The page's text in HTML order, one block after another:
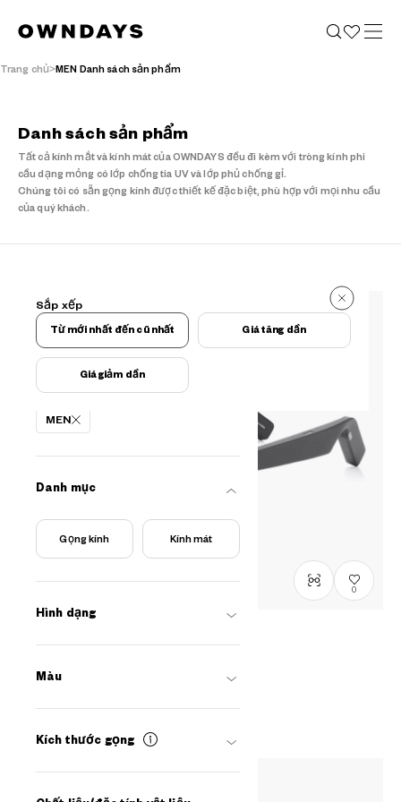
Trang chủ MEN Danh sách sản phẩm
Danh sách sản phẩm
Tất cả kính mắt và kính mát của OWNDAYS đều đi kèm với tròng kính phi
cầu dạng mỏng có lớp chống tia UV và lớp phủ chống gỉ.
Chúng tôi có sẵn gọng kính được thiết kế đặc biệt, phù hợp với mọi nhu cầu
của quý khách.
870 kết quả
Điều kiện lọc
MEN
Danh mục
Gọng kính Kính mát
Hình dạng
Màu
Kích thước gọng
Sắp xếp
Từ mới nhất đến cũ nhất Giá tăng dần
Giá giảm dần
0